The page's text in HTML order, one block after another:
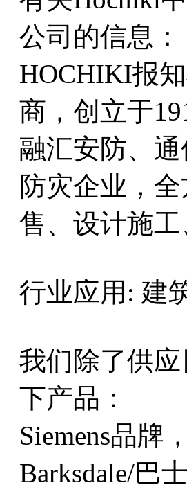
公司的信息：
HOCHIKI报
商，创立于
融汇安防、
防灾企业，
售、设计施
行业应用: 建
我们除了供
下产品：
Siemens品牌
Barksdale/巴